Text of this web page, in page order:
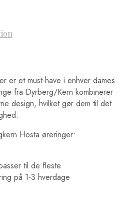
er et must-have i enhver dames
fra Dyrberg/Kern kombinerer
design, hvilket gør dem til det
Hosta øreringer:
til de fleste
på 1-3 hverdage